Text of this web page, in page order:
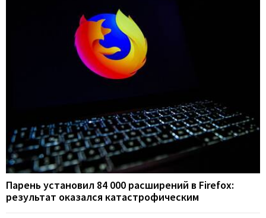
Парень установил 84 000 расширений в Firefox:
результат оказался катастрофическим